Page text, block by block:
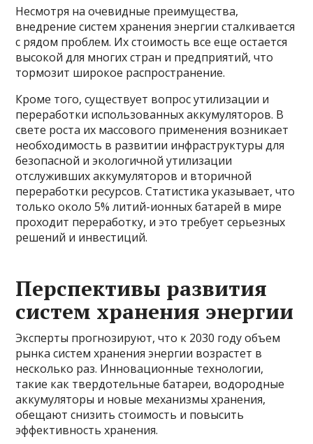
Несмотря на очевидные преимущества,
внедрение систем хранения энергии сталкивается
с рядом проблем. Их стоимость все еще остается
высокой для многих стран и предприятий, что
тормозит широкое распространение.
Кроме того, существует вопрос утилизации и
переработки использованных аккумуляторов. В
свете роста их массового применения возникает
необходимость в развитии инфраструктуры для
безопасной и экологичной утилизации
отслуживших аккумуляторов и вторичной
переработки ресурсов. Статистика указывает, что
только около 5% литий-ионных батарей в мире
проходит переработку, и это требует серьезных
решений и инвестиций.
Перспективы развития
систем хранения энергии
Эксперты прогнозируют, что к 2030 году объем
рынка систем хранения энергии возрастет в
несколько раз. Инновационные технологии,
такие как твердотельные батареи, водородные
аккумуляторы и новые механизмы хранения,
обещают снизить стоимость и повысить
эффективность хранения.